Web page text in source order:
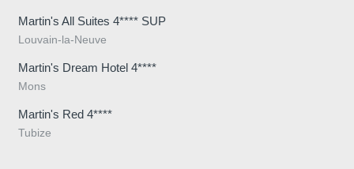
Martin's All Suites 4**** SUP
Louvain-la-Neuve
Martin's Dream Hotel 4****
Mons
Martin's Red 4****
Tubize